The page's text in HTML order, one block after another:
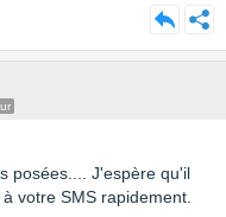
posées.... J'espère qu'il
votre SMS rapidement.